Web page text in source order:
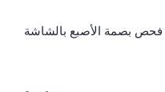
فحص بصمة الأصبع بالشاشة